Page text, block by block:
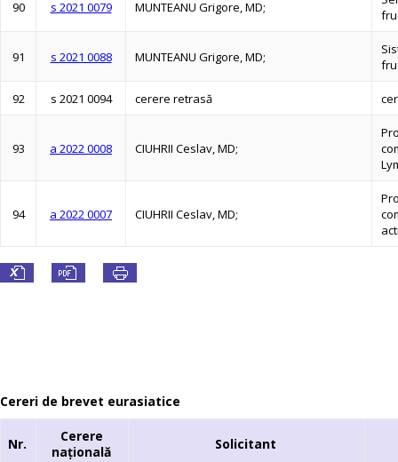
90 s 2021 0079 MUNTEANU Grigore, MD;
91 s 2021 0088 MUNTEANU Grigore, MD;
92 s 2021 0094 cerere retrasă
93 a 2022 0008 CIUHRII Ceslav, MD;
94 a 2022 0007 CIUHRII Ceslav, MD;
Cereri de brevet eurasiatice
Nr.
Cerere
naţională
Solicitant